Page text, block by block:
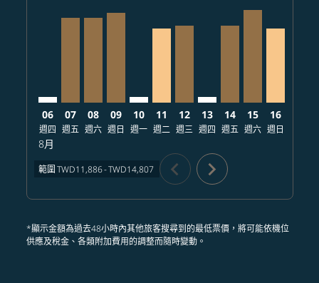
TPE–CGK: cmp-view-offers-disclaimer. 查找票價
06
週四
8月
TPE–CGK, 2026/08/07 – 2026/09/04: 從
07
週五
TPE–CGK, 2026/08/08 – 2026/09/04: 從
08
週六
TPE–CGK, 2026/08/09 – 2026/09/04: 從
09
週日
10
週一
11
週二
12
週三
13
週四
14
週五
15
週六
16
週日
範圍TWD11,886-TWD14,807 chevron_left chevron_right
*顯示金額為過去48小時內其他旅客搜尋到的最低票價，將可能依機位
供應及稅金、各類附加費用的調整而隨時變動。